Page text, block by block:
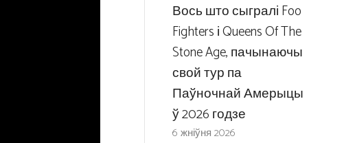
Вось што сыгралі Foo
Fighters і Queens Of The
Stone Age, пачынаючы
свой тур па
Паўночнай Амерыцы
ў 2026 годзе
6 жніўня 2026